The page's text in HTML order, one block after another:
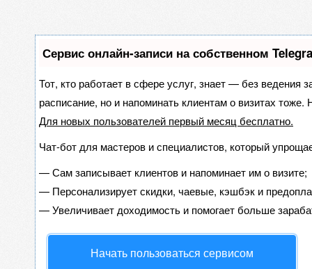
Сервис онлайн-записи на собственном
Тот, кто работает в сфере услуг, знает — без ведения
расписание, но и напоминать клиентам о визитах
Для новых пользователей первый месяц бесплатно.
Чат-бот для мастеров и специалистов, который
—Сам записывает клиентов и напоминает им о визите;
— Персонализирует скидки, чаевые, кэшбэк и
—Увеличивает доходимость и помогает больше
Начать пользоваться сервисом